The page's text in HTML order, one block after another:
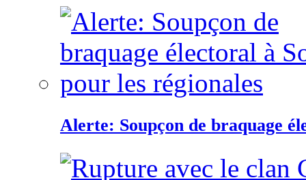
Alerte: Soupçon de braquage